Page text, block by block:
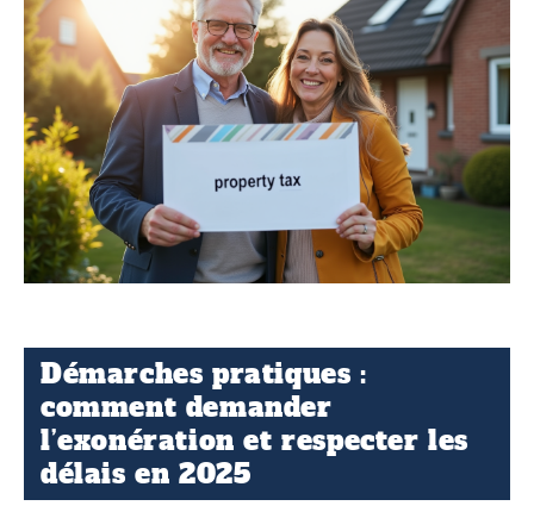
Démarches pratiques :
comment demander
l’exonération et respecter les
délais en 2025